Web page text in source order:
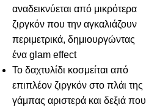
αναδεικνύεται από μικρότερα
ζιργκόν που την αγκαλιάζουν
περιμετρικά, δημιουργώντας
ένα glam effect
Το δαχτυλίδι κοσμείται από
επιπλέον ζιργκόν στο πλάι της
γάμπας αριστερά και δεξιά που